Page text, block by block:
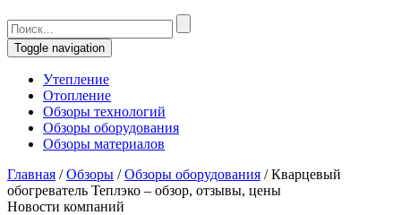
Toggle navigation
Утепление
Отопление
Обзоры технологий
Обзоры оборудования
Обзоры материалов
Главная /Обзоры /Обзоры оборудования /Кварцевый
обогреватель Теплэко – обзор, отзывы, цены
Новости компаний